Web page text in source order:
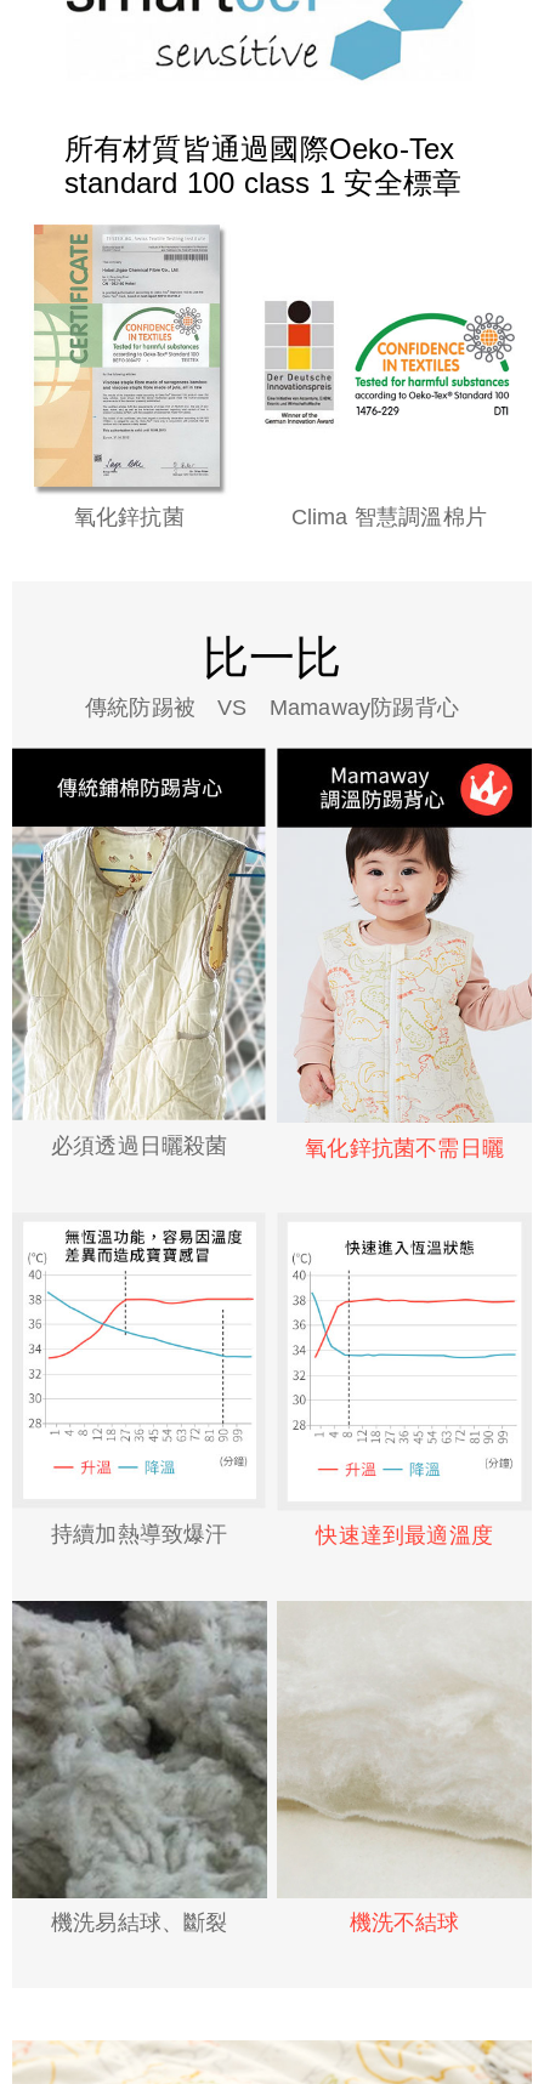
所有材質皆通過國際Oeko-Tex
standard 100 class 1 安全標章
氧化鋅抗菌 Clima 智慧調溫棉片
比一比
傳統防踢被 VS Mamaway防踢背心
必須透過日曬殺菌 氧化鋅抗菌不需日曬
持續加熱導致爆汗 快速達到最適溫度
機洗易結球、斷裂 機洗不結球